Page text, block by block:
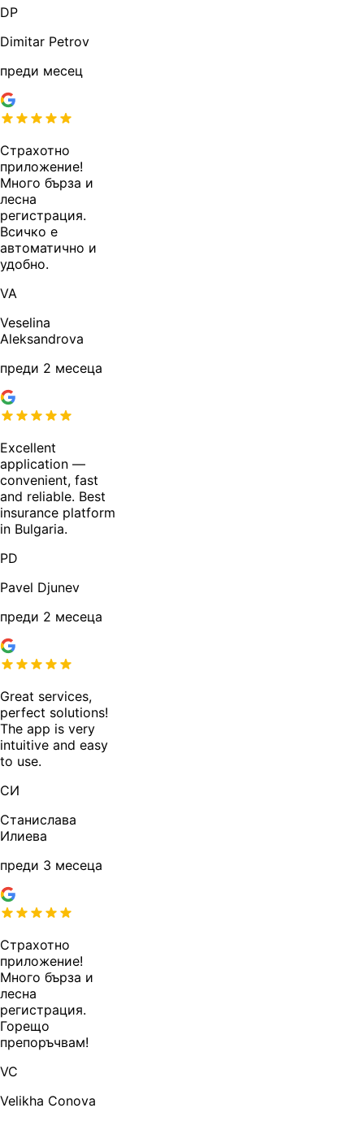
DP
Dimitar Petrov
преди месец
Страхотно
приложение!
Много бърза и
лесна
регистрация.
Всичко е
автоматично и
удобно.
VA
Veselina
Aleksandrova
преди 2 месеца
Excellent
application —
convenient, fast
and reliable. Best
insurance platform
in Bulgaria.
PD
Pavel Djunev
преди 2 месеца
Great services,
perfect solutions!
The app is very
intuitive and easy
to use.
СИ
Станислава
Илиева
преди 3 месеца
Страхотно
приложение!
Много бърза и
лесна
регистрация.
Горещо
препоръчвам!
VC
Velikha Conova